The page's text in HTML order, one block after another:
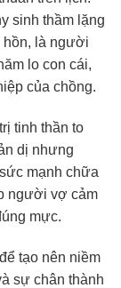
sinh thầm lặng
là người
lo con cái,
của chồng.
tinh thần to
dị nhưng
mạnh chữa
người vợ cảm
mực.
tạo nên niềm
sự chân thành